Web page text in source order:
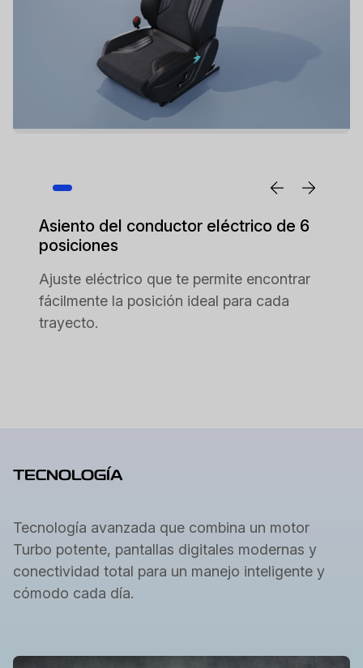
Asiento del conductor eléctrico de 6
posiciones
Ajuste eléctrico que te permite encontrar
fácilmente la posición ideal para cada
trayecto.
TECNOLOGÍA
Tecnología avanzada que combina un motor
Turbo potente, pantallas digitales modernas y
conectividad total para un manejo inteligente y
cómodo cada día.